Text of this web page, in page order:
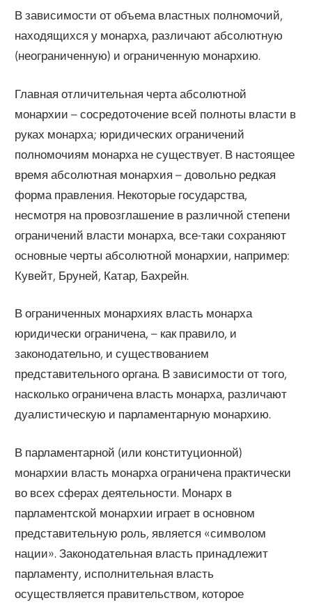
В зависимости от объема властных полномочий,
находящихся у монарха, различают абсолютную
(неограниченную) и ограниченную монархию.
Главная отличительная черта абсолютной
монархии – сосредоточение всей полноты власти в
руках монарха; юридических ограничений
полномочиям монарха не существует. В настоящее
время абсолютная монархия – довольно редкая
форма правления. Некоторые государства,
несмотря на провозглашение в различной степени
ограничений власти монарха, все-таки сохраняют
основные черты абсолютной монархии, например:
Кувейт, Бруней, Катар, Бахрейн.
В ограниченных монархиях власть монарха
юридически ограничена, – как правило, и
законодательно, и существованием
представительного органа. В зависимости от того,
насколько ограничена власть монарха, различают
дуалистическую и парламентарную монархию.
В парламентарной (или конституционной)
монархии власть монарха ограничена практически
во всех сферах деятельности. Монарх в
парламентской монархии играет в основном
представительную роль, является «символом
нации». Законодательная власть принадлежит
парламенту, исполнительная власть
осуществляется правительством, которое